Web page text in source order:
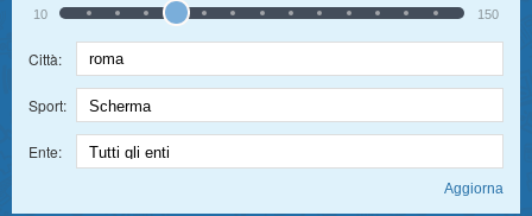
10 150
Città:
Sport:
Ente: